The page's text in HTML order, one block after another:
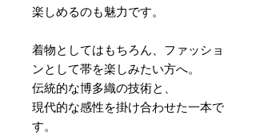
楽しめるのも魅力です。
着物としてはもちろん、ファッショ
ンとして帯を楽しみたい方へ。
伝統的な博多織の技術と、
現代的な感性を掛け合わせた一本で
す。